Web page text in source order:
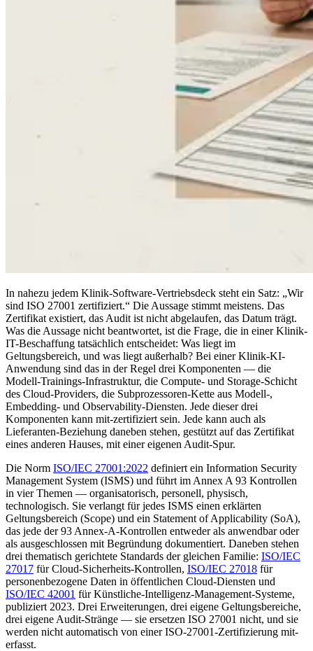
In nahezu jedem Klinik-Software-Vertriebsdeck steht ein Satz: „Wir
sind ISO 27001 zertifiziert.“ Die Aussage stimmt meistens. Das
Zertifikat existiert, das Audit ist nicht abgelaufen, das Datum trägt.
Was die Aussage nicht beantwortet, ist die Frage, die in einer Klinik-
IT-Beschaffung tatsächlich entscheidet: Was liegt im
Geltungsbereich, und was liegt außerhalb? Bei einer Klinik-KI-
Anwendung sind das in der Regel drei Komponenten — die
Modell-Trainings-Infrastruktur, die Compute- und Storage-Schicht
des Cloud-Providers, die Subprozessoren-Kette aus Modell-,
Embedding- und Observability-Diensten. Jede dieser drei
Komponenten kann mit-zertifiziert sein. Jede kann auch als
Lieferanten-Beziehung daneben stehen, gestützt auf das Zertifikat
eines anderen Hauses, mit einer eigenen Audit-Spur.
Die Norm ISO/IEC 27001:2022 definiert ein Information Security
Management System (ISMS) und führt im Annex A 93 Kontrollen
in vier Themen — organisatorisch, personell, physisch,
technologisch. Sie verlangt für jedes ISMS einen erklärten
Geltungsbereich (Scope) und ein Statement of Applicability (SoA),
das jede der 93 Annex-A-Kontrollen entweder als anwendbar oder
als ausgeschlossen mit Begründung dokumentiert. Daneben stehen
drei thematisch gerichtete Standards der gleichen Familie: ISO/IEC
27017 für Cloud-Sicherheits-Kontrollen, ISO/IEC 27018 für
personenbezogene Daten in öffentlichen Cloud-Diensten und
ISO/IEC 42001 für Künstliche-Intelligenz-Management-Systeme,
publiziert 2023. Drei Erweiterungen, drei eigene Geltungsbereiche,
drei eigene Audit-Stränge — sie ersetzen ISO 27001 nicht, und sie
werden nicht automatisch von einer ISO-27001-Zertifizierung mit-
erfasst.